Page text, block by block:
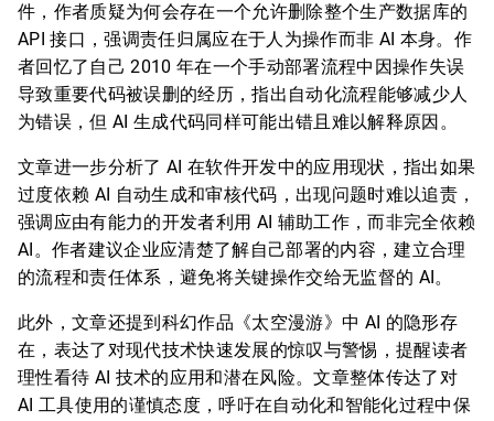
件，作者质疑为何会存在一个允许删除整个生产数据库的
API 接口，强调责任归属应在于人为操作而非 AI 本身。作
者回忆了自己 2010 年在一个手动部署流程中因操作失误
导致重要代码被误删的经历，指出自动化流程能够减少人
为错误，但 AI 生成代码同样可能出错且难以解释原因。
文章进一步分析了 AI 在软件开发中的应用现状，指出如果
过度依赖 AI 自动生成和审核代码，出现问题时难以追责，
强调应由有能力的开发者利用 AI 辅助工作，而非完全依赖
AI。作者建议企业应清楚了解自己部署的内容，建立合理
的流程和责任体系，避免将关键操作交给无监督的 AI。
此外，文章还提到科幻作品《太空漫游》中 AI 的隐形存
在，表达了对现代技术快速发展的惊叹与警惕，提醒读者
理性看待 AI 技术的应用和潜在风险。文章整体传达了对
AI 工具使用的谨慎态度，呼吁在自动化和智能化过程中保